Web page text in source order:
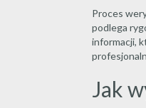
Proces
podlega
informacji,
Jak